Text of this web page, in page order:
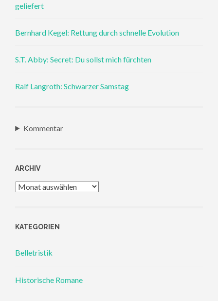
geliefert
Bernhard Kegel: Rettung durch schnelle Evolution
S.T. Abby: Secret: Du sollst mich fürchten
Ralf Langroth: Schwarzer Samstag
Kommentar
ARCHIV
Archiv
KATEGORIEN
Belletristik
Historische Romane